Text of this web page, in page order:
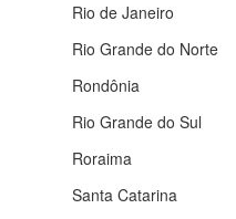
Rio de Janeiro
Rio Grande do Norte
Rondônia
Rio Grande do Sul
Roraima
Santa Catarina